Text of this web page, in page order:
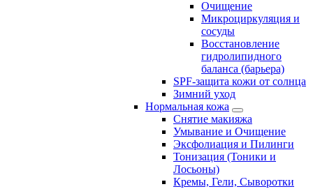
Очищение
Микроциркуляция и
сосуды
Восстановление
гидролипидного
баланса (барьера)
SPF-защита кожи от солнца
Зимний уход
Нормальная кожа
Снятие макияжа
Умывание и Очищение
Эксфолиация и Пилинги
Тонизация (Тоники и
Лосьоны)
Кремы, Гели, Сыворотки